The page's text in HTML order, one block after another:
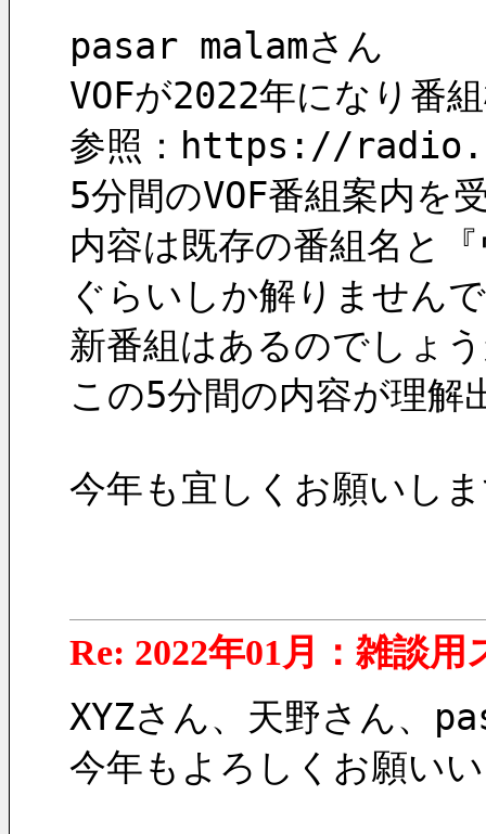
pasar malamさん
VOFが2022年になり番
参照：https://
5分間のVOF番組案内を
内容は既存の番組名と
ぐらいしか解りません
新番組はあるのでしょ
この5分間の内容が理
今年も宜しくお願いし
Re: 2022年01月：雑談用
XYZさん、天野さん、
今年もよろしくお願い